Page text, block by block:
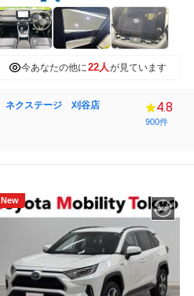
今あなたの他に22人が見ています
ネクステージ 刈谷店 4.8
900件
New